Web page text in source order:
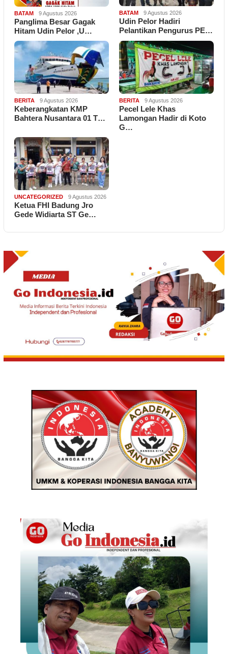
BATAM 9 Agustus 2026
Panglima Besar Gagak
Hitam Udin Pelor ,U…
BATAM 9 Agustus 2026
Udin Pelor Hadiri
Pelantikan Pengurus PE…
BERITA 9 Agustus 2026
Keberangkatan KMP
Bahtera Nusantara 01 T…
BERITA 9 Agustus 2026
Pecel Lele Khas
Lamongan Hadir di Koto
G…
UNCATEGORIZED 9 Agustus 2026
Ketua FHI Badung Jro
Gede Widiarta ST Ge…